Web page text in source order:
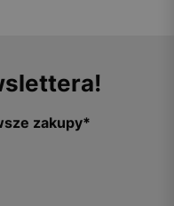
zakupy*